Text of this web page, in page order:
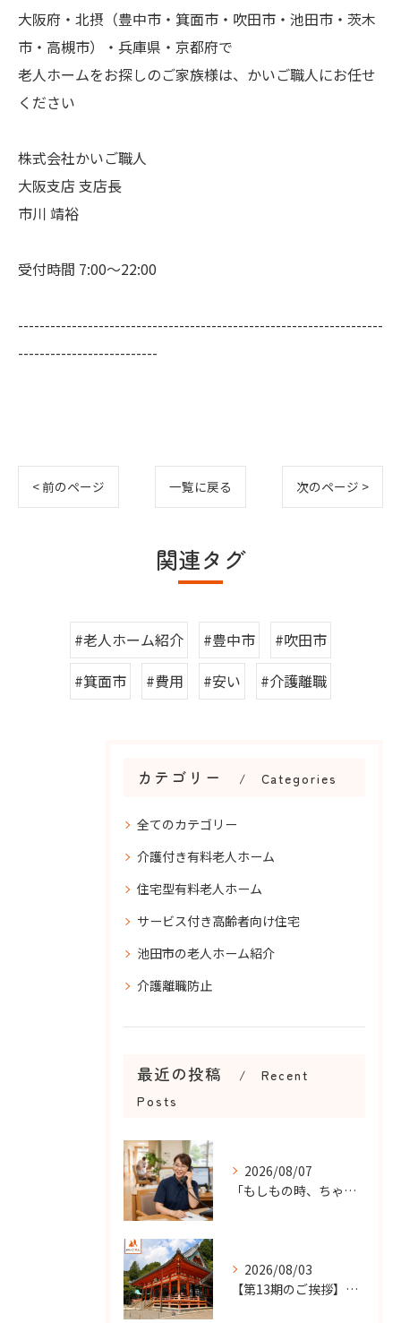
大阪府・北摂（豊中市・箕面市・吹田市・池田市・茨木
市・高槻市）・兵庫県・京都府で
老人ホームをお探しのご家族様は、かいご職人にお任せ
ください
株式会社かいご職人
大阪支店 支店長
市川 靖裕
受付時間 7:00～22:00
--------------------------------------------------------------------
--------------------------
< 前のページ 一覧に戻る 次のページ >
関連タグ
#老人ホーム紹介 #豊中市
#吹田市
#箕面市
#費用 #安い #介護離職
カテゴリー Categories
全てのカテゴリー
介護付き有料老人ホーム
住宅型有料老人ホーム
サービス付き高齢者向け住宅
池田市の老人ホーム紹介
介護離職防止
最近の投稿
Recent
Posts
2026/08/07
「もしもの時、ちゃんと知らせてもらえる？」
2026/08/03
【第13期のご挨拶】感謝を力に、さらなる挑戦の一年へ